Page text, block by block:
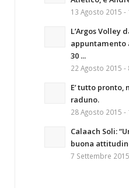
13 Agosto 2015 -
L’Argos Volley
appuntamento
30 ...
22 Agosto 2015 -
E’ tutto pronto,
raduno.
28 Agosto 2015 -
Calaach Soli:
buona
7 Settembre